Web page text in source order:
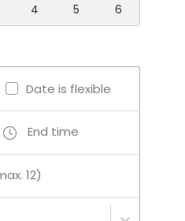
Katajanokan Kasinon
on A-oikeudet, joten
ole sallittua.
4 5 6
Date is flexible
End time
12)